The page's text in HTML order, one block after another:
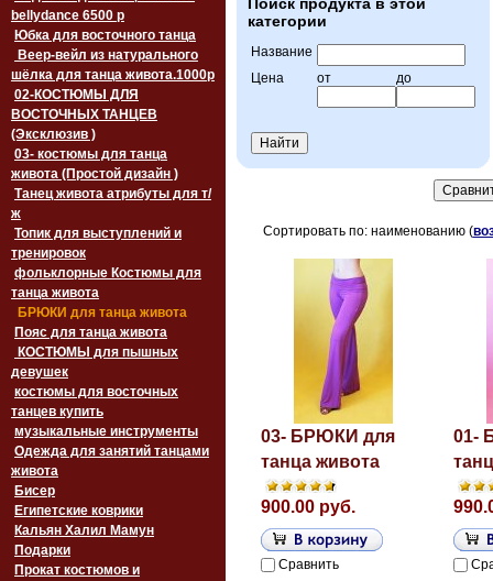
bellydance 6500 p
Юбка для восточного танца
Веер-вейл из натурального
шёлка для танца живота.1000p
02-КОСТЮМЫ ДЛЯ
ВОСТОЧНЫХ ТАНЦЕВ
(Эксклюзив )
03- костюмы для танца
живота (Простой дизайн )
Танец живота атрибуты для т/
ж
Топик для выступлений и
тренировок
фольклорные Костюмы для
танца живота
БРЮКИ для танца живота
Пояс для танца живота
девушек
костюмы для восточных
танцев купить
музыкальные инструменты
Одежда для занятий танцами
живота
Бисер
Египетские коврики
Кальян Халил Мамун
Подарки
Прокат костюмов и
категории
Название
Цена
от до
Сортировать по: наименованию (
03- БРЮКИ для
танца живота
900.00 руб.
Сравнить
01-